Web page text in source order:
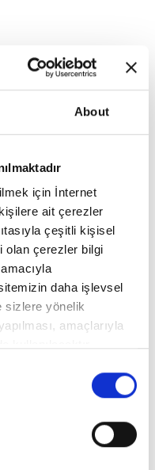
About
için İnternet
ait çerezler
çeşitli kişisel
olan çerezler bilgi
daha işlevsel
sizlere yönelik
amaçlarıyla
ilişkin detaylı bilgi
Çerez Bilgilendirme
Kanunu uyarınca
Zengin
Burcu Bayam